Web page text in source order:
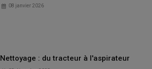
08 janvier 2026
Nettoyage : du tracteur à l'aspirateur